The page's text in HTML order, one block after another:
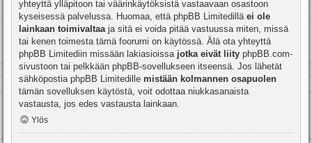
yhteyttä ylläpitoon tai väärinkäytöksistä vastaavaan osastoon
kyseisessä palvelussa. Huomaa, että phpBB Limitedillä ei ole
lainkaan toimivaltaa ja sitä ei voida pitää vastuussa miten, missä
tai kenen toimesta tämä foorumi on käytössä. Älä ota yhteyttä
phpBB Limitediin missään lakiasioissa jotka eivät liity phpBB.com-
sivustoon tai pelkkään phpBB-sovellukseen itseensä. Jos lähetät
sähköpostia phpBB Limitedille mistään kolmannen osapuolen
tämän sovelluksen käytöstä, voit odottaa niukkasanaista
vastausta, jos edes vastausta lainkaan.
Ylös